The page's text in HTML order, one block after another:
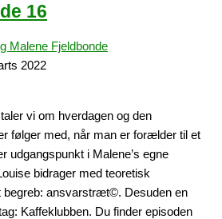
16
Malene Fjeldbonde
2022
vi om hverdagen og den
følger med, når man er forælder til et
udgangspunkt i Malene’s egne
bidrager med teoretisk
begreb: ansvarstræt©. Desuden en
Kaffeklubben. Du finder episoden